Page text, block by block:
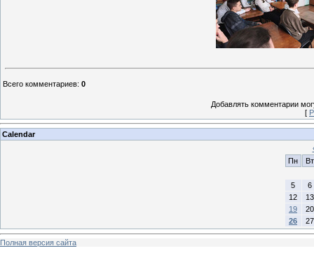
Всего комментариев: 0
Добавлять комментарии
[
Calendar
Пн
Вт
5
6
12
13
19
20
26
27
Полная версия сайта